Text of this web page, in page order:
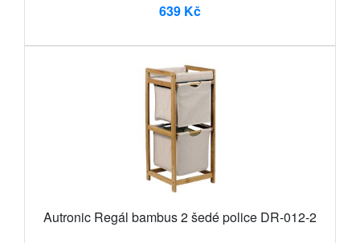
639 Kč
Autronic Regál bambus 2 šedé police DR-012-2